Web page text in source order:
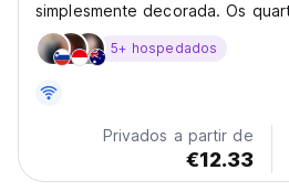
simplesmente decorada. Os
banho partilhadas com azulejos
madeira, enquanto os
5+ hospedados
Privados a partir de
€12.33